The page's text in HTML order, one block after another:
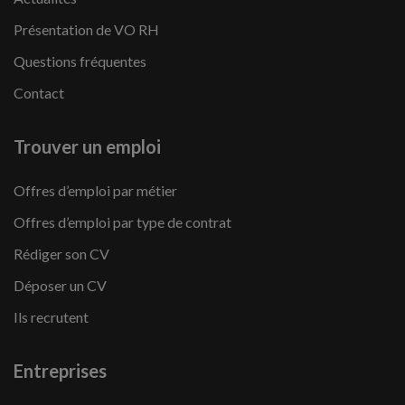
Présentation de VO RH
Questions fréquentes
Contact
Trouver un emploi
Offres d’emploi par métier
Offres d’emploi par type de contrat
Rédiger son CV
Déposer un CV
Ils recrutent
Entreprises